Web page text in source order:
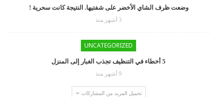
وضعت ظرف الشاي الأخضر على شفتيها. النتيجة كانت سحرية !
3 أشهر منذ
UNCATEGORIZED
5 أخطاء في التنظيف تجذب الغبار إلى المنزل
9 أشهر منذ
تحميل المزيد من المشاركات